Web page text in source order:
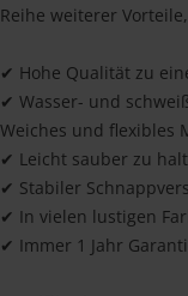
Reihe weiterer
✔ Hohe Qualität zu
✔ Wasser- und
Weiches und flexibles
✔ Leicht sauber zu
✔ Stabiler
✔ In vielen lustigen
✔ Immer 1 Jahr